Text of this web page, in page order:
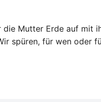
Mutter Erde auf mit
spüren, für wen oder